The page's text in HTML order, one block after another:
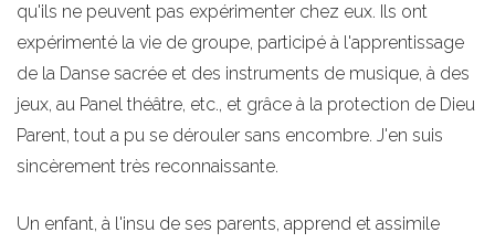
qu'ils ne peuvent pas expérimenter chez eux. Ils ont
expérimenté la vie de groupe, participé à l'apprentissage
de la Danse sacrée et des instruments de musique, à des
jeux, au Panel théâtre, etc., et grâce à la protection de Dieu
Parent, tout a pu se dérouler sans encombre. J'en suis
sincèrement très reconnaissante.
Un enfant, à l'insu de ses parents, apprend et assimile